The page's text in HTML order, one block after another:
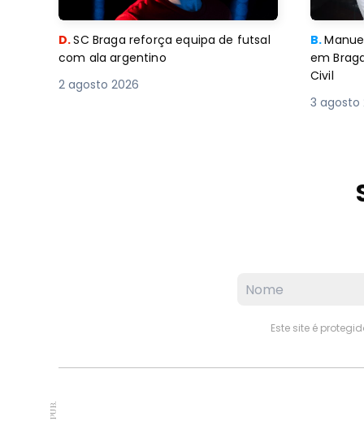
D.SC Braga reforça equipa de futsal
com ala argentino
2 agosto 2026
B.
em
Civil
3 agosto
Este site é
PUB.